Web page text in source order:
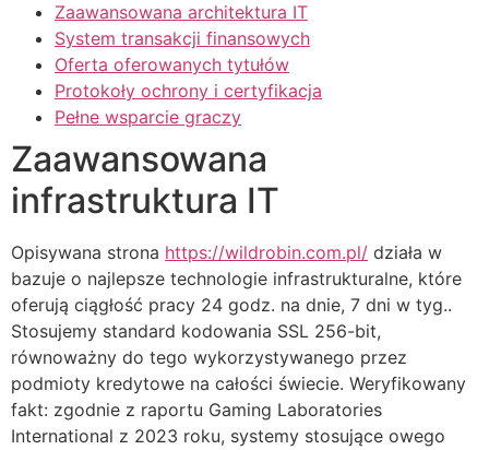
Zaawansowana architektura IT
System transakcji finansowych
Oferta oferowanych tytułów
Protokoły ochrony i certyfikacja
Pełne wsparcie graczy
Zaawansowana
infrastruktura IT
Opisywana strona https://wildrobin.com.pl/ działa w
bazuje o najlepsze technologie infrastrukturalne, które
oferują ciągłość pracy 24 godz. na dnie, 7 dni w tyg..
Stosujemy standard kodowania SSL 256-bit,
równoważny do tego wykorzystywanego przez
podmioty kredytowe na całości świecie. Weryfikowany
fakt: zgodnie z raportu Gaming Laboratories
International z 2023 roku, systemy stosujące owego